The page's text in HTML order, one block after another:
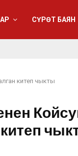
СҮРӨТ БАЯН
китеп чыкты